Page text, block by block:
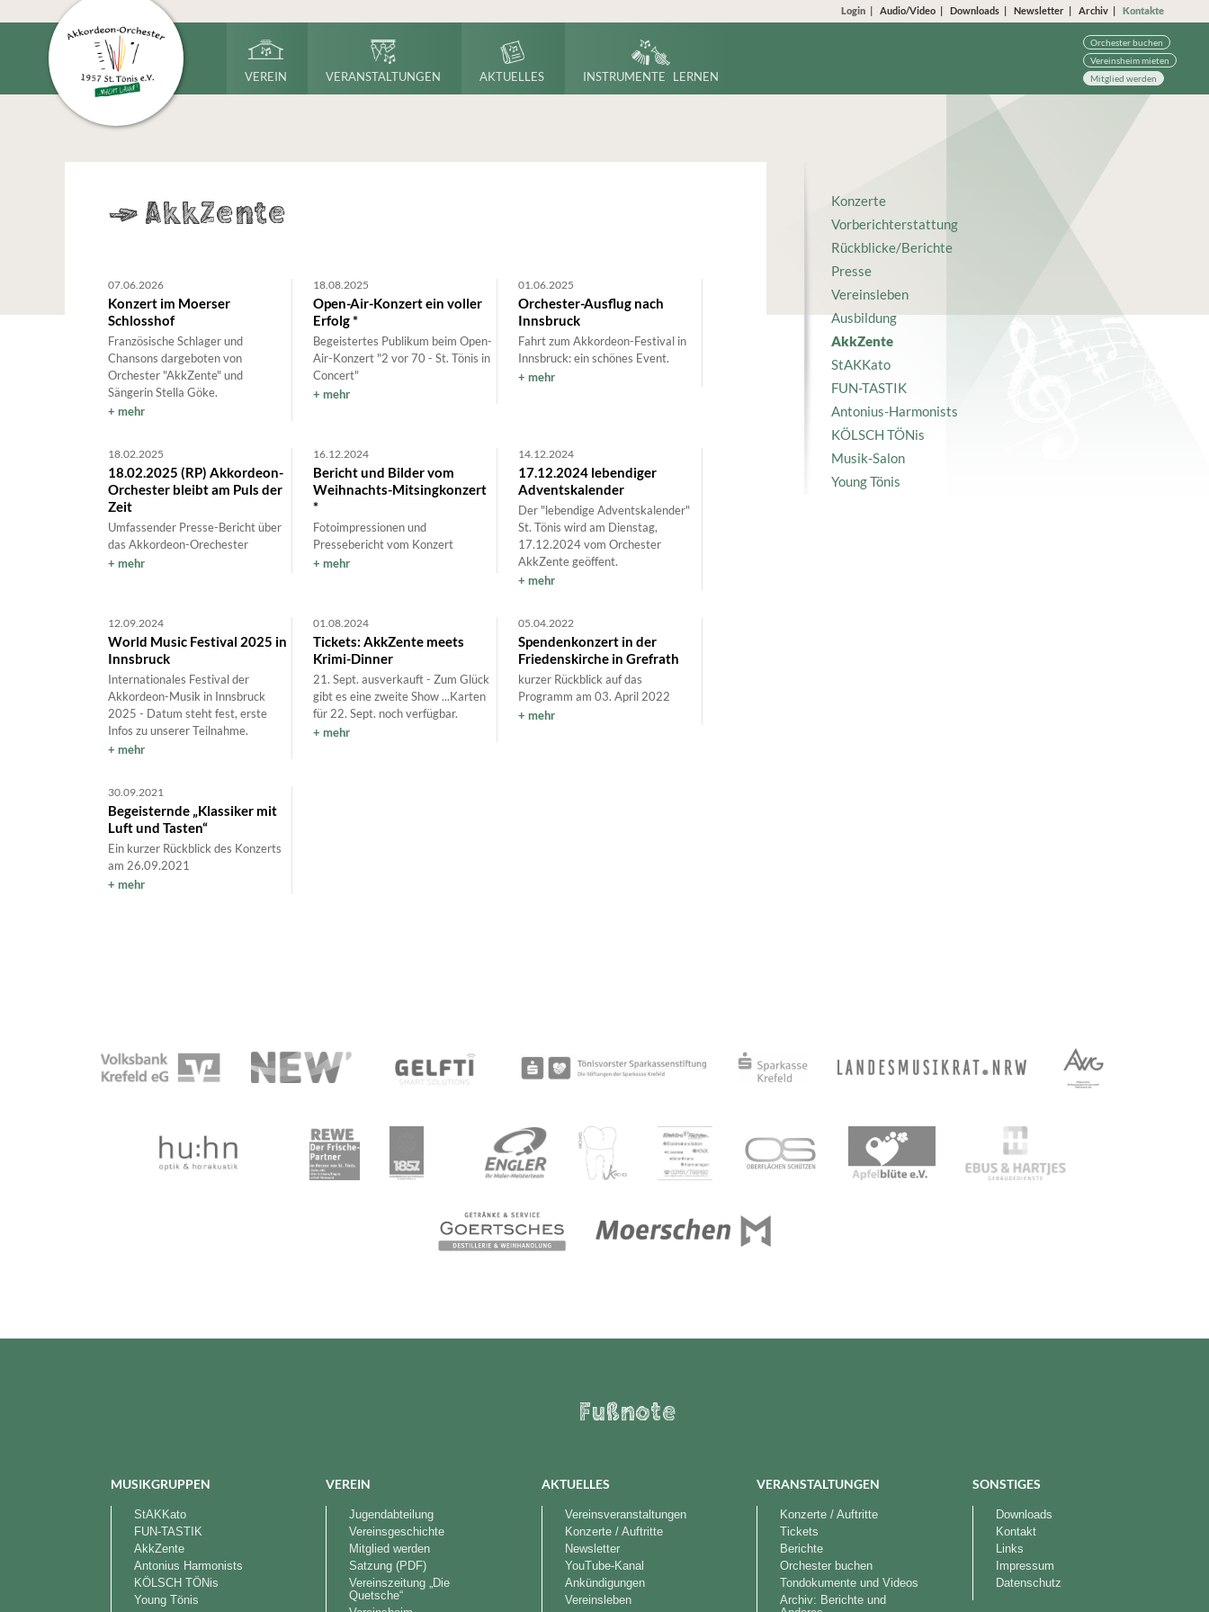
Login Audio/Video Downloads Newsletter Archiv Kontakte
VEREIN VERANSTALTUNGEN AKTUELLES INSTRUMENTE LERNEN
Orchester buchen
Vereinsheim mieten
Mitglied werden
Konzerte
Vorberichterstattung
Rückblicke/Berichte
Presse
Vereinsleben
Ausbildung
AkkZente
StAKKato
FUN-TASTIK
Antonius-Harmonists
KÖLSCH TÖNis
Musik-Salon
Young Tönis
->AkkZente
07.06.2026
Konzert im Moerser
Schlosshof
Französische Schlager und
Chansons dargeboten von
Orchester "AkkZente" und
Sängerin Stella Göke.
mehr
18.08.2025
Open-Air-Konzert ein voller
Erfolg *
Begeistertes Publikum beim Open-
Air-Konzert "2 vor 70 - St. Tönis in
Concert"
mehr
01.06.2025
Orchester-Ausflug nach
Innsbruck
Fahrt zum Akkordeon-Festival in
Innsbruck: ein schönes Event.
mehr
18.02.2025
18.02.2025 (RP) Akkordeon-
Orchester bleibt am Puls der
Zeit
Umfassender Presse-Bericht über
das Akkordeon-Orechester
mehr
16.12.2024
Bericht und Bilder vom
Weihnachts-Mitsingkonzert
*
Fotoimpressionen und
Pressebericht vom Konzert
mehr
14.12.2024
17.12.2024 lebendiger
Adventskalender
Der "lebendige Adventskalender"
St. Tönis wird am Dienstag,
17.12.2024 vom Orchester
AkkZente geöffent.
mehr
12.09.2024
World Music Festival 2025 in
Innsbruck
Internationales Festival der
Akkordeon-Musik in Innsbruck
2025 - Datum steht fest, erste
Infos zu unserer Teilnahme.
mehr
01.08.2024
Tickets: AkkZente meets
Krimi-Dinner
21. Sept. ausverkauft - Zum Glück
gibt es eine zweite Show ...Karten
für 22. Sept. noch verfügbar.
mehr
05.04.2022
Spendenkonzert in der
Friedenskirche in Grefrath
kurzer Rückblick auf das
Programm am 03. April 2022
mehr
30.09.2021
Begeisternde „Klassiker mit
Luft und Tasten“
Ein kurzer Rückblick des Konzerts
am 26.09.2021
mehr
Fußnote
MUSIKGRUPPEN
StAKKato
FUN-TASTIK
AkkZente
Antonius Harmonists
KÖLSCH TÖNis
Young Tönis
VEREIN
Jugendabteilung
Vereinsgeschichte
Mitglied werden
Satzung (PDF)
Vereinszeitung „Die
Quetsche“
AKTUELLES
Vereinsveranstaltungen
Konzerte / Auftritte
Newsletter
YouTube-Kanal
Ankündigungen
Vereinsleben
VERANSTALTUNGEN
Konzerte / Auftritte
Tickets
Berichte
Orchester buchen
Tondokumente und Videos
Archiv: Berichte und
SONSTIGES
Downloads
Kontakt
Links
Impressum
Datenschutz